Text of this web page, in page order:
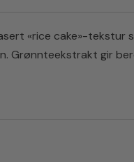
«rice cake»-tekstur
Grønnteekstrakt gir